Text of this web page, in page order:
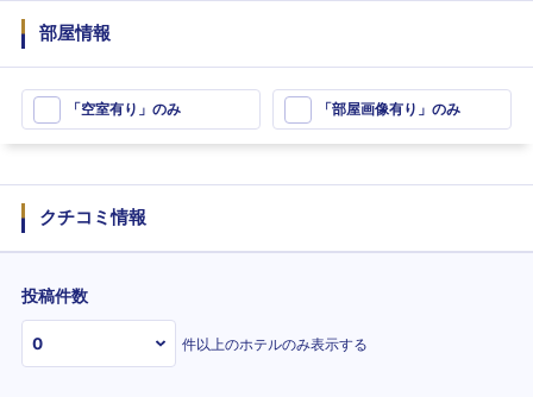
部屋情報
「空室有り」のみ 「部屋画像有り」のみ
クチコミ情報
投稿件数
件以上のホテルのみ表示する